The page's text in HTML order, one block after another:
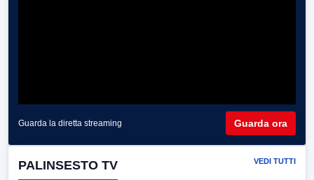
Guarda la diretta streaming Guarda ora
PALINSESTO TV VEDI TUTTI